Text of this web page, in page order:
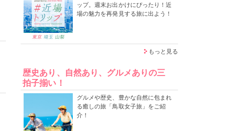
ップ。週末お出かけにぴったり！近
場の魅力を再発見する旅に出よう！
もっと見る
歴史あり、自然あり、グルメありの三
拍子揃い！
グルメや歴史、豊かな自然に包まれ
る癒しの旅「鳥取女子旅」をご紹
介！